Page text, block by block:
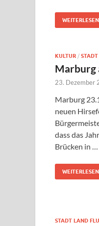
WEITERLESEN
KULTUR / STADT
Marburg
23. Dezember
Marburg
neuen
dass das
Brücken in …
WEITERLESEN
STADT LAND